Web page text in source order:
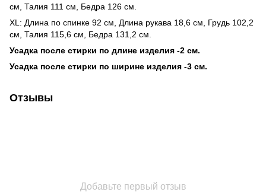
см, Талия 111 см, Бедра 126 см.
ХL: Длина по спинке 92 см, Длина рукава 18,6 см, Грудь 102,2
см, Талия 115,6 см, Бедра 131,2 см.
Усадка после стирки по длине изделия -2 см.
Усадка после стирки по ширине изделия -3 см.
Отзывы
Добавьте первый отзыв